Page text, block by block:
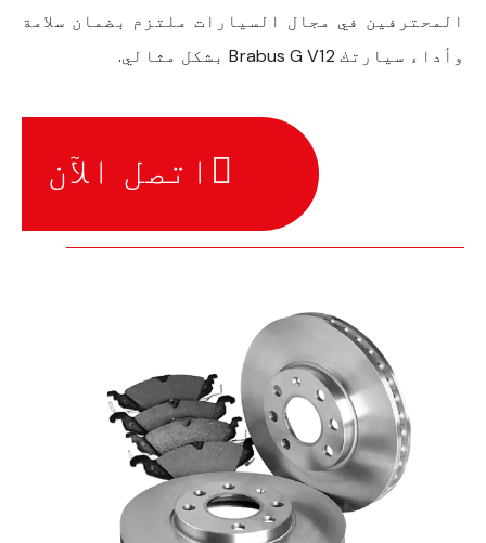
المحترفين في مجال السيارات ملتزم بضمان سلامة
وأداء سيارتك Brabus G V12 بشكل مثالي.
اتصل الآن